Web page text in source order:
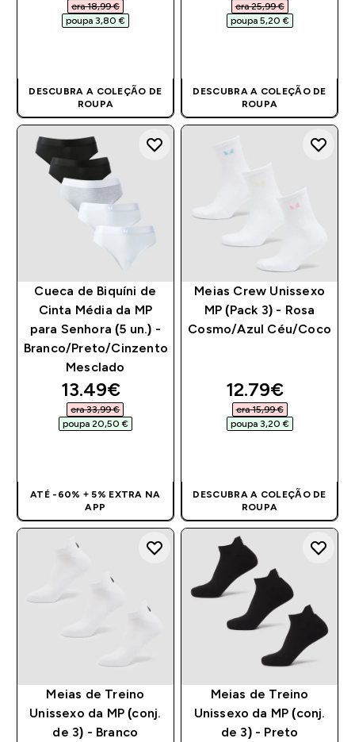
era 18,99 €‎
poupa 3,80 €‎
DESCUBRA A COLEÇÃO DE
ROUPA
era 25,99 €‎
poupa 5,20 €‎
DESCUBRA A COLEÇÃO DE
ROUPA
Cueca de Biquíni de
Cinta Média da MP
para Senhora (5 un.) -
Branco/Preto/Cinzento
Mesclado
discounted price
13.49€‎
era 33,99 €‎
poupa 20,50 €‎
ATÉ -60% + 5% EXTRA NA
APP
Meias Crew Unissexo
MP (Pack 3) - Rosa
Cosmo/Azul Céu/Coco
discounted
12.79€‎
era 15,99 €‎
poupa 3,20 €‎
DESCUBRA A COLEÇÃO DE
ROUPA
Meias de Treino
Unissexo da MP (conj.
de 3) - Branco
Meias de Treino
Unissexo da MP (conj.
de 3) - Preto